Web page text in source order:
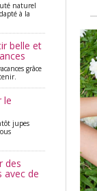
naturel
à la
belle et
grâce
le
jupes
des
avec de